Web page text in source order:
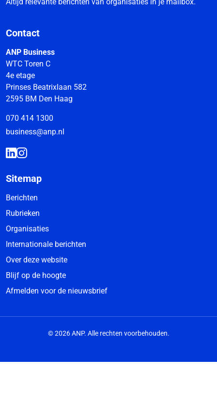
Contact
ANP Business
WTC Toren C
4e etage
Prinses Beatrixlaan 582
2595 BM Den Haag
070 414 1300
business@anp.nl
Sitemap
Berichten
Rubrieken
Organisaties
Internationale berichten
Over deze website
Blijf op de hoogte
Afmelden voor de nieuwsbrief
© 2026 ANP. Alle rechten voorbehouden.